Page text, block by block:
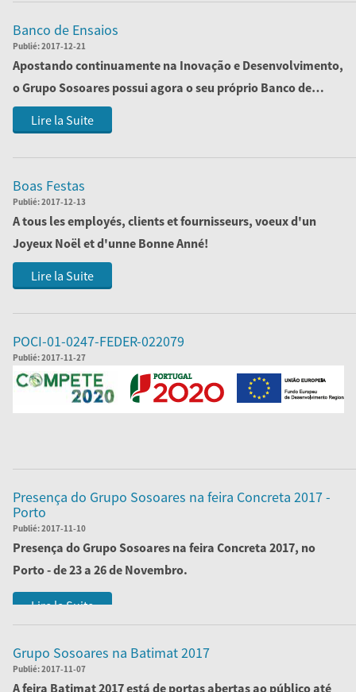
Banco de Ensaios
Publié:2017-12-21
Apostando continuamente na Inovação e Desenvolvimento,
o Grupo Sosoares possui agora o seu próprio Banco de
Ensaios, cujo objetivo passa por ofe...
Lire la Suite
Boas Festas
Publié:2017-12-13
A tous les employés, clients et fournisseurs, voeux d'un
Joyeux Noël et d'unne Bonne Anné!
Lire la Suite
POCI-01-0247-FEDER-022079
Publié:2017-11-27
Presença do Grupo Sosoares na feira Concreta 2017 -
Porto
Publié:2017-11-10
Presença doGrupo Sosoares na feira Concreta 2017, no
Porto - de 23 a 26 de Novembro.
Vamos estar à s...
Lire la Suite
Grupo Sosoares na Batimat 2017
Publié:2017-11-07
A feira Batimat 2017 está de portas abertas ao público até